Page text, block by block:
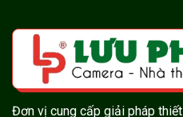
Đơn vị cung cấp giải pháp